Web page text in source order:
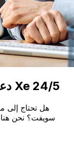
دعم خبراء النقل العالمي للخبراء Xe 24/5
هل تحتاج إلى
سويفت؟ نحن